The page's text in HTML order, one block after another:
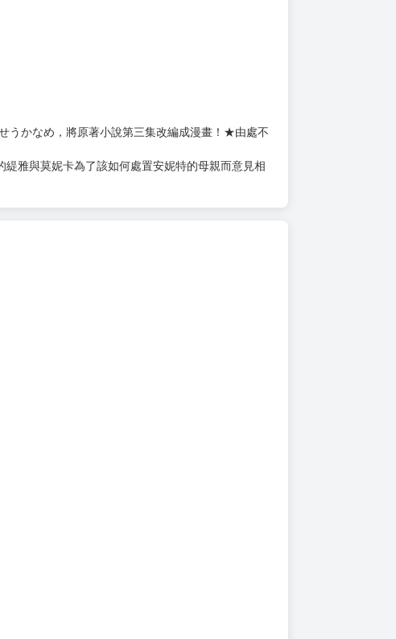
2026-03-12 18:24:35
2026-07-28 18:09
かなめ，將原著小說第三集改編成漫畫！★由處不
雅與莫妮卡為了該如何處置安妮特的母親而意見相